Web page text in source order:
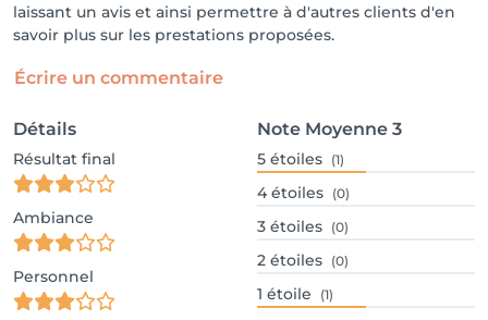
laissant un avis et ainsi permettre à d'autres clients d'en
savoir plus sur les prestations proposées.
Écrire un commentaire
Détails
Résultat final
Ambiance
Personnel
Note Moyenne 3
5 étoiles (1)
4 étoiles (0)
3 étoiles (0)
2 étoiles (0)
1 étoile (1)